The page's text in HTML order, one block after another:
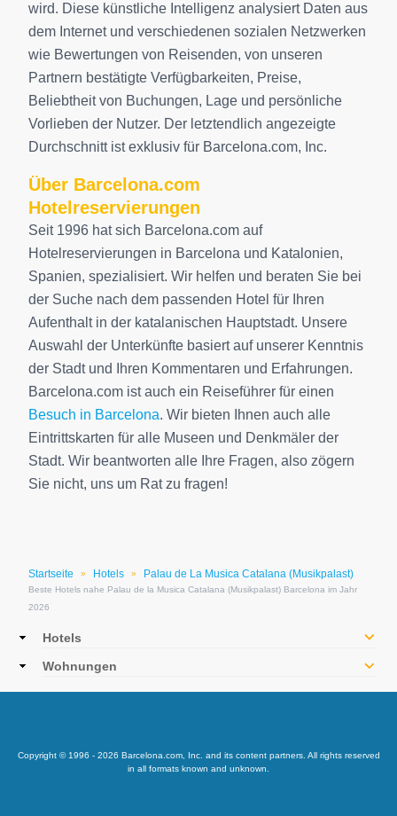
Startseite » Hotels » Palau de La Musica Catalana (Musikpalast)
Beste Hotels nahe Palau de la Musica Catalana (Musikpalast) Barcelona im Jahr
2026
wird. Diese künstliche Intelligenz analysiert Daten aus
dem Internet und verschiedenen sozialen Netzwerken
wie Bewertungen von Reisenden, von unseren
Partnern bestätigte Verfügbarkeiten, Preise,
Beliebtheit von Buchungen, Lage und persönliche
Vorlieben der Nutzer. Der letztendlich angezeigte
Durchschnitt ist exklusiv für Barcelona.com, Inc.
Über Barcelona.com
Hotelreservierungen
Seit 1996 hat sich Barcelona.com auf
Hotelreservierungen in Barcelona und Katalonien,
Spanien, spezialisiert. Wir helfen und beraten Sie bei
der Suche nach dem passenden Hotel für Ihren
Aufenthalt in der katalanischen Hauptstadt. Unsere
Auswahl der Unterkünfte basiert auf unserer Kenntnis
der Stadt und Ihren Kommentaren und Erfahrungen.
Barcelona.com ist auch ein Reiseführer für einen
Besuch in Barcelona. Wir bieten Ihnen auch alle
Eintrittskarten für alle Museen und Denkmäler der
Stadt. Wir beantworten alle Ihre Fragen, also zögern
Sie nicht, uns um Rat zu fragen!
MainHotels
Wohnungen
Copyright © 1996 - 2026 Barcelona.com, Inc. and its content partners. All rights reserved
in all formats known and unknown.